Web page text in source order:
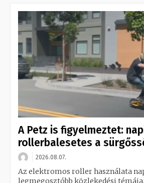
A Petz is figyelmeztet:
rollerbalesetes a
2026.08.07.
Az elektromos roller használata
legmegosztóbb közlekedési